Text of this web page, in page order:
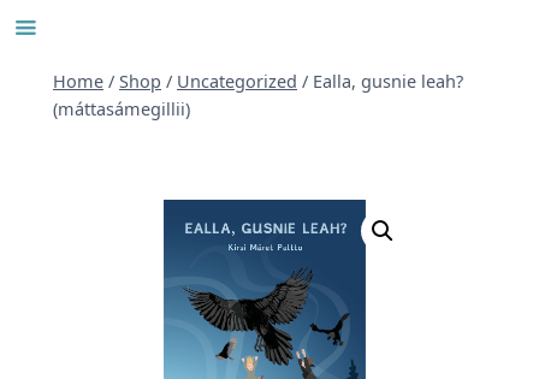
Skip
contentHome / Shop / Uncategorized / Ealla, gusnie leah?
(máttasámegillii)